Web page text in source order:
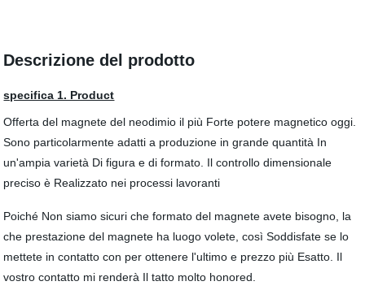
Descrizione del prodotto
specifica 1. Product
Offerta del magnete del neodimio il più Forte potere magnetico oggi.
Sono particolarmente adatti a produzione in grande quantità In
un'ampia varietà Di figura e di formato. Il controllo dimensionale
preciso è Realizzato nei processi lavoranti
Poiché Non siamo sicuri che formato del magnete avete bisogno, la
che prestazione del magnete ha luogo volete, così Soddisfate se lo
mettete in contatto con per ottenere l'ultimo e prezzo più Esatto. Il
vostro contatto mi renderà Il tatto molto honored.